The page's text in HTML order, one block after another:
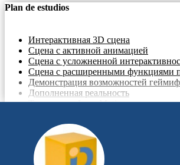
Plan de estudios
Интерактивная 3D сцена
Сцена с активной анимацией
Сцена с усложненной
Сцена с расширенными функциями
Демонстрация возможностей
Дополненная реальность
Технология Leap Motion